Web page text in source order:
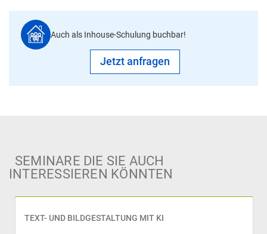
Auch als Inhouse-Schulung buchbar!
Jetzt anfragen
SEMINARE DIE SIE AUCH
INTERESSIEREN KÖNNTEN
TEXT- UND BILDGESTALTUNG MIT KI